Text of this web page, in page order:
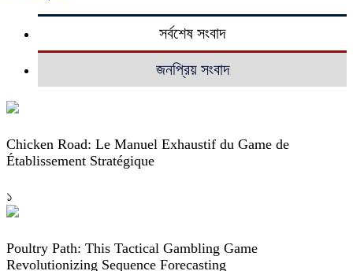
সর্বশেষ সংবাদ
জনপ্রিয় সংবাদ
Chicken Road: Le Manuel Exhaustif du Game de
Établissement Stratégique
১
Poultry Path: This Tactical Gambling Game
Revolutionizing Sequence Forecasting